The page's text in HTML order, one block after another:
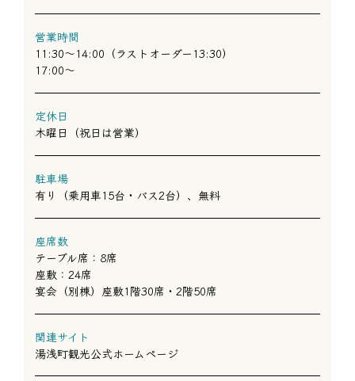
営業時間
11:30～14:00（ラストオーダー13:30）
17:00～
定休日
木曜日（祝日は営業）
駐車場
有り（乗用車15台・バス2台）、無料
座席数
テーブル席：8席
座敷：24席
宴会（別棟）座敷1階30席・2階50席
関連サイト
湯浅町観光公式ホームページ